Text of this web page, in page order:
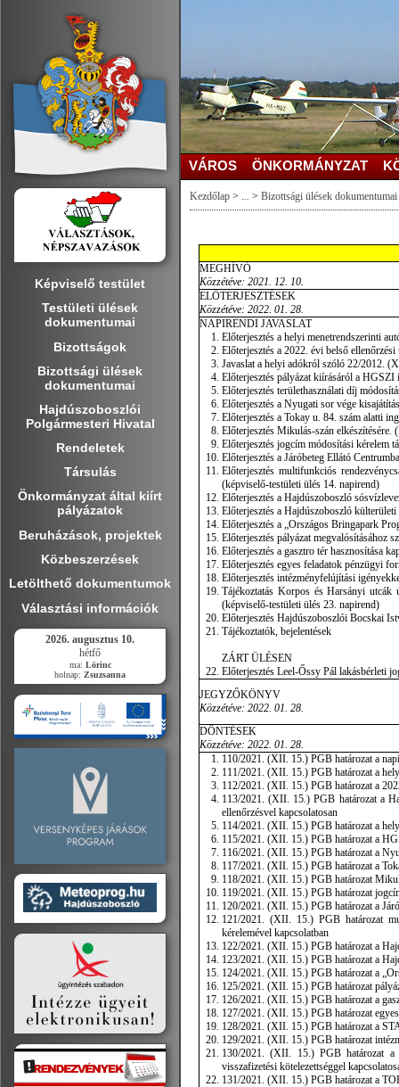
Képviselő testület
Testületi ülések
dokumentumai
Bizottságok
Bizottsági ülések
dokumentumai
Hajdúszoboszlói
Polgármesteri Hivatal
Rendeletek
Társulás
Önkormányzat által kiírt
pályázatok
Beruházások, projektek
Közbeszerzések
Letölthető dokumentumok
Választási információk
2026. augusztus 10.
hétfő
ma: Lörinc
holnap: Zsuzsanna
VÁROS ÖNKORMÁNYZAT
Kezdőlap > ... > Bizottsági ülések dokumentumai
MEGHÍVÓ
Közzétéve: 2021. 12. 10.
ELŐTERJESZTÉSEK
Közzétéve: 2022. 01. 28.
NAPIRENDI JAVASLAT
Előterjesztés a helyi menetrendszerinti
Előterjesztés a 2022. évi belső
Javaslat a helyi adókról szóló 22/2012.
Előterjesztés pályázat kiírásáról a
Előterjesztés területhasználati díj
Előterjesztés a Nyugati sor vége
Előterjesztés a Tokay u. 84. szám alatti
Előterjesztés Mikulás-szán
Előterjesztés jogcím módosítási kérelem
Előterjesztés a Járóbeteg Ellátó
Előterjesztés multifunkciós
(képviselő-testületi ülés 14. napirend)
Előterjesztés a Hajdúszoboszló
Előterjesztés a Hajdúszoboszló
Előterjesztés a „Országos Bringapark
Előterjesztés pályázat megvalósításához
Előterjesztés a gasztro tér hasznosítása
Előterjesztés egyes feladatok pénzügyi
Előterjesztés intézményfelújítási
Tájékoztatás Korpos és Harsányi utcák
(képviselő-testületi ülés 23. napirend)
Előterjesztés Hajdúszoboszlói Bocskai
Tájékoztatók, bejelentések
ZÁRT ÜLÉSEN
Előterjesztés Leel-Őssy Pál lakásbérleti
JEGYZŐKÖNYV
Közzétéve: 2022. 01. 28.
DÖNTÉSEK
Közzétéve: 2022. 01. 28.
110/2021. (XII. 15.) PGB határozat a
111/2021. (XII. 15.) PGB határozat a
112/2021. (XII. 15.) PGB határozat a
113/2021. (XII. 15.) PGB határozat a
ellenőrzésvel kapcsolatosan
114/2021. (XII. 15.) PGB határozat a
115/2021. (XII. 15.) PGB határozat a
116/2021. (XII. 15.) PGB határozat a
117/2021. (XII. 15.) PGB határozat a
118/2021. (XII. 15.) PGB határozat
119/2021. (XII. 15.) PGB határozat
120/2021. (XII. 15.) PGB határozat a
121/2021. (XII. 15.) PGB határozat
kérelemével kapcsolatban
122/2021. (XII. 15.) PGB határozat a
123/2021. (XII. 15.) PGB határozat a
124/2021. (XII. 15.) PGB határozat a
125/2021. (XII. 15.) PGB határozat
126/2021. (XII. 15.) PGB határozat a
127/2021. (XII. 15.) PGB határozat
128/2021. (XII. 15.) PGB határozat a
129/2021. (XII. 15.) PGB határozat
130/2021. (XII. 15.) PGB határozat a
visszafizetési kötelezettséggel
131/2021. (XII. 15.) PGB határozat a